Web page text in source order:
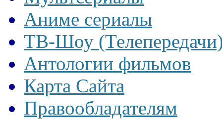
Аниме сериалы
ТВ-Шоу
Антологии фильмов
Карта Сайта
Правообладателям